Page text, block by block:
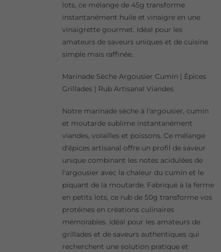
lots, ce mélange de 45g transforme
instantanément huile et vinaigre en une
vinaigrette gourmet. Idéal pour les
amateurs de saveurs uniques et de cuisine
simple mais raffinée.
Marinade Sèche Argousier Cumin | Épices
Grillades | Rub Artisanal Viandes
Notre marinade sèche à l'argousier, cumin
et moutarde sublime instantanément
viandes, volailles et poissons. Ce mélange
d'épices artisanal offre un profil de saveur
unique combinant les notes acidulées de
l'argousier avec la chaleur du cumin et le
piquant de la moutarde. Fabriqué à la ferme
en petits lots, ce rub de 50g transforme vos
protéines en créations culinaires
mémorables. Idéal pour les amateurs de
grillades et de saveurs authentiques qui
recherchent une solution pratique et